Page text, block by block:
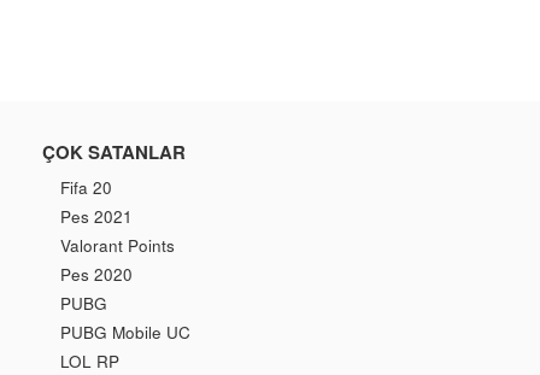
ÇOK SATANLAR
Fifa 20
Pes 2021
Valorant Points
Pes 2020
PUBG
PUBG Mobile UC
LOL RP